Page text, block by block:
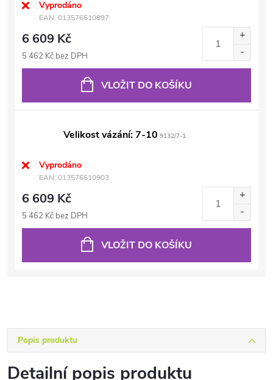
Vyprodáno
EAN: 013576510897
6 609 Kč
5 462 Kč bez DPH
VLOŽIT DO KOŠÍKU
Velikost vázání: 7-10 9132/7-1
Vyprodáno
EAN: 013576510903
6 609 Kč
5 462 Kč bez DPH
VLOŽIT DO KOŠÍKU
Popis produktu
Detailní popis produktu